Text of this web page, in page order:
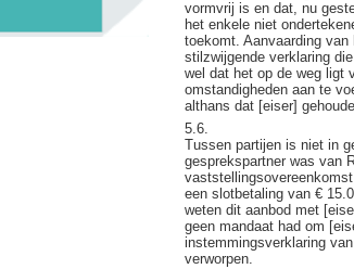
vormvrij is en dat, nu
het enkele niet
toekomt. Aanvaarding
stilzwijgende verklaring
wel dat het op de weg ligt
omstandigheden aan te
althans dat [eiser]
5.6.
Tussen partijen is niet in
gesprekspartner was van
een slotbetaling van €
weten dit aanbod met
geen mandaat had om
instemmingsverklaring
verworpen.